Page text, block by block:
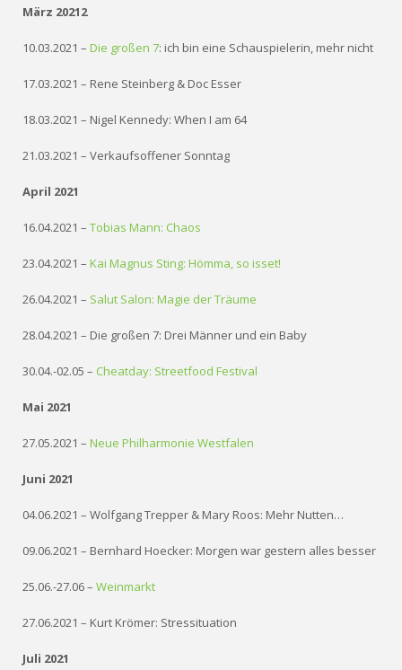
März 20212
10.03.2021 –Die großen 7: ich bin eine Schauspielerin, mehr nicht
17.03.2021 – Rene Steinberg & Doc Esser
18.03.2021 – Nigel Kennedy: When I am 64
21.03.2021 – Verkaufsoffener Sonntag
April 2021
16.04.2021 –Tobias Mann: Chaos
23.04.2021 –Kai Magnus Sting: Hömma, so isset!
26.04.2021 – Salut Salon: Magie der Träume
28.04.2021 – Die großen 7: Drei Männer und ein Baby
30.04.-02.05 – Cheatday: Streetfood Festival
Mai 2021
27.05.2021 –Neue Philharmonie Westfalen
Juni 2021
04.06.2021 – Wolfgang Trepper & Mary Roos: Mehr Nutten…
09.06.2021 – Bernhard Hoecker: Morgen war gestern alles besser
25.06.-27.06 –Weinmarkt
27.06.2021 – Kurt Krömer: Stressituation
Juli 2021